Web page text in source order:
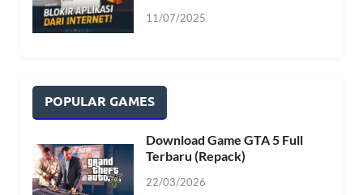
11/07/2025
POPULAR GAMES
Download Game GTA 5 Full
Terbaru (Repack)
22/03/2026